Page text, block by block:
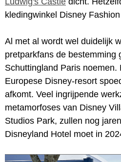
kledingwinkel Disney
Al met al wordt wel duidelijk
pretparkfans de bestemming
Schuttingland Paris noemen.
Europese Disney-resort
afkomt. Veel ingrijpende
metamorfoses van Disney
Studios Park, zullen nog
Disneyland Hotel moet in